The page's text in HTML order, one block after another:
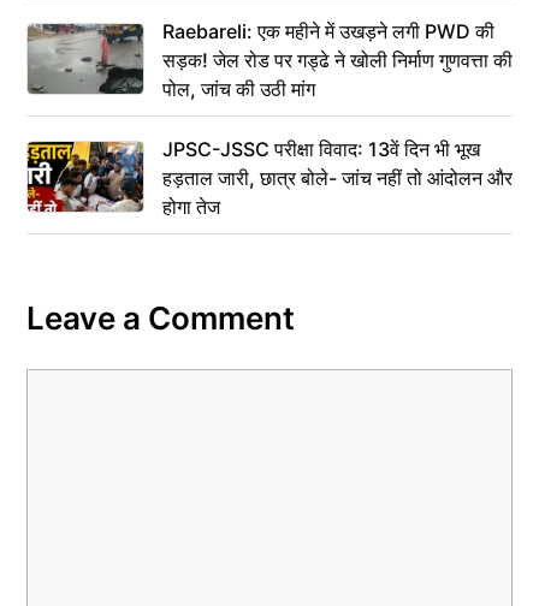
Raebareli: एक महीने में उखड़ने लगी PWD की
सड़क! जेल रोड पर गड्ढे ने खोली निर्माण गुणवत्ता की
पोल, जांच की उठी मांग
JPSC-JSSC परीक्षा विवाद: 13वें दिन भी भूख
हड़ताल जारी, छात्र बोले- जांच नहीं तो आंदोलन और
होगा तेज
Leave a Comment